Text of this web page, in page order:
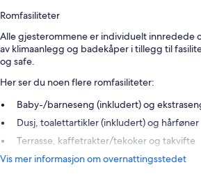
Romfasiliteter
Alle gjesterommene er individuelt innredede
av klimaanlegg og badekåper i tillegg til
og safe.
Her ser du noen flere romfasiliteter:
Baby-/barneseng (inkludert) og
Dusj, toalettartikler (inkludert) og hårføner
Terrasse, kaffetrakter/tekoker og takvifte
Vis mer informasjon om overnattingsstedet